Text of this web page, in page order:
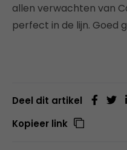
allen verwachten van
perfect in de lijn. Goed
Deel dit artikel
Kopieer link